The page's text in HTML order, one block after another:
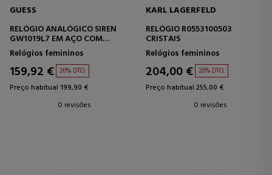
GUESS
RELÓGIO ANALÓGICO SIREN
GW1019L7 EM AÇO COM
PULSEIRA
Relógios femininos
159,92 € 20% DTO.
Preço habitual 199,90 €
0 revisões
KARL LAGERFELD
RELÓGIO R0553100503
CRISTAIS
Relógios femininos
204,00 € 20% DTO.
Preço habitual 255,00 €
0 revisões